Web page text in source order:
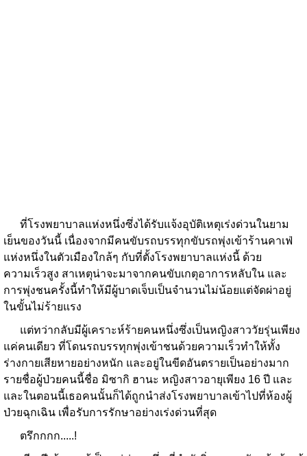
ที่โรงพยาบาลแห่งหนึ่งซึ่งได้รับแจ้งอุบัติเหตุเร่งด่วนในยาม
เย็นของวันนี้ เนื่องจากมีคนขับรถบรรทุกขับรถพุ่งเข้าร้านคาเฟ่
แห่งหนึ่งในตัวเมืองใกล้ๆ กับที่ตั้งโรงพยาบาลแห่งนี้ ด้วย
ความเร็วสูง สาเหตุน่าจะมาจากคนขับเกตุอาการหลับใน และ
การพุ่งชนครั้งนี้ทำให้มีผู้บาดเจ็บเป็นจำนวนไม่น้อยแต่จัดผ่าอยู่
ในขั้นไม่ร้ายแรง
แต่ทว่ากลับมีผู้เคราะห์ร้ายคนหนึ่งซึ่งเป็นหญิงสาววัยรุ่นเพียง
แค่คนเดียว ที่โดนรถบรรทุกพุ่งเข้าชนด้วยความเร็วทำให้ทั้ง
ร่างกายเสียหายอย่างหนัก และอยู่ในขีดอันตรายเป็นอย่างมาก
รายชื่อผู้ป่วยคนนี้ชื่อ มิซากิ ฮานะ หญิงสาวอายุเพียง 16 ปี และ
และในตอนนี้เธอคนนั้นก็ได้ถูกนำส่งโรงพยาบาลเข้าไปที่ห้องผู้
ป่วยฉุกเฉิน เพื่อรับการรักษาอย่างเร่งด่วนที่สุด
ตรึกกกก.....!